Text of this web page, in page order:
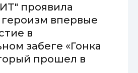
проявила
впервые
в
забеге «Гонка
прошел в